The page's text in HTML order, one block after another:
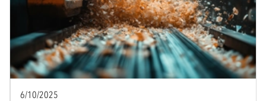
6/10/2025